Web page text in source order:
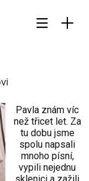
Pavla znám víc
než třicet let. Za
tu dobu jsme
spolu napsali
mnoho písní,
vypili nejednu